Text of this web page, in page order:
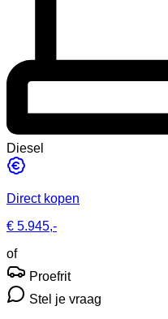
Diesel
Direct kopen
€ 5.945,-
of
Proefrit
Stel je vraag